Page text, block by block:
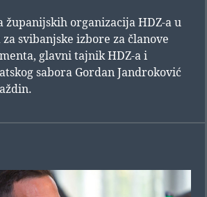
županijskih organizacija HDZ-a u
svibanjske izbore za članove
glavni tajnik HDZ-a i
sabora Gordan Jandroković